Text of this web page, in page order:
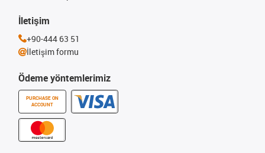
Ödeme yöntemlerimiz
PURCHASE ON
ACCOUNT
İletişim
+90-444 63 51
İletişim formu